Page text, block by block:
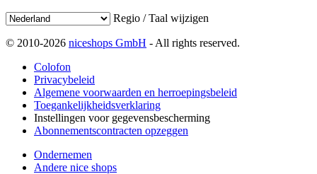
Regio / Taal wijzigen
© 2010-2026 niceshops GmbH - All rights reserved.
Colofon
Privacybeleid
Algemene voorwaarden en herroepingsbeleid
Toegankelijkheidsverklaring
Instellingen voor gegevensbescherming
Abonnementscontracten opzeggen
Ondernemen
Andere nice shops